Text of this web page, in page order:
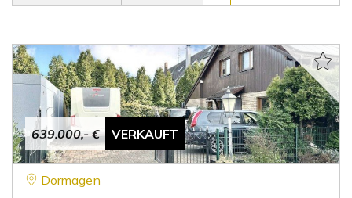
639.000,- € VERKAUFT
Dormagen